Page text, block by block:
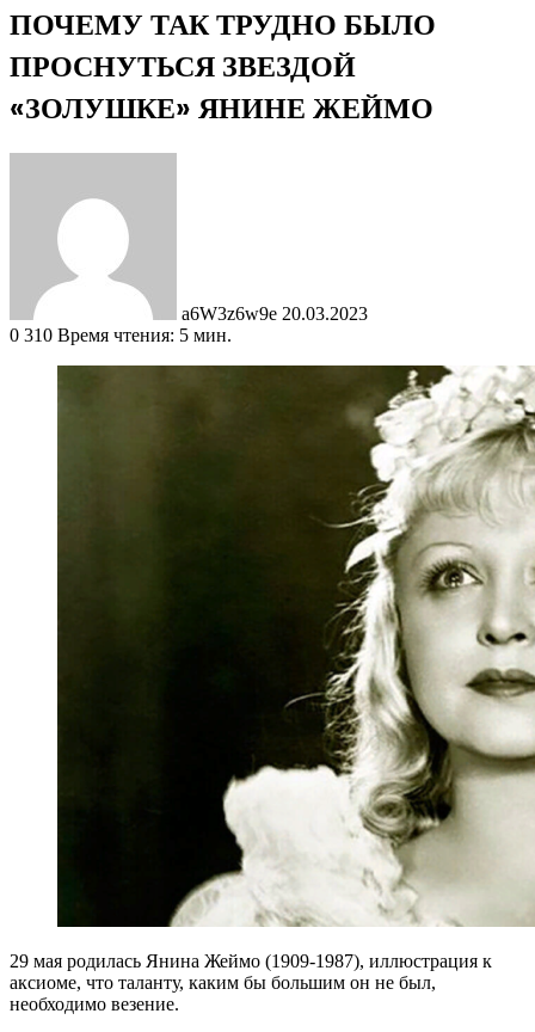
ПОЧЕМУ ТАК ТРУДНО БЫЛО
ПРОСНУТЬСЯ ЗВЕЗДОЙ
«ЗОЛУШКЕ» ЯНИНЕ ЖЕЙМО
a6W3z6w9e 20.03.2023
0 310 Время чтения: 5 мин.
29 мая родилась Янина Жеймо (1909-1987), иллюстрация к
аксиоме, что таланту, каким бы большим он не был,
необходимо везение.